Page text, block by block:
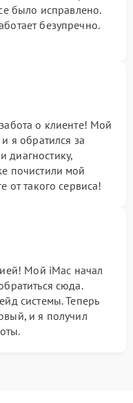
было исправлено.
безупречно.
о клиенте! Мой
я обратился за
диагностику,
почистили мой
от такого сервиса!
Мой iMac начал
сюда.
системы. Теперь
и я получил